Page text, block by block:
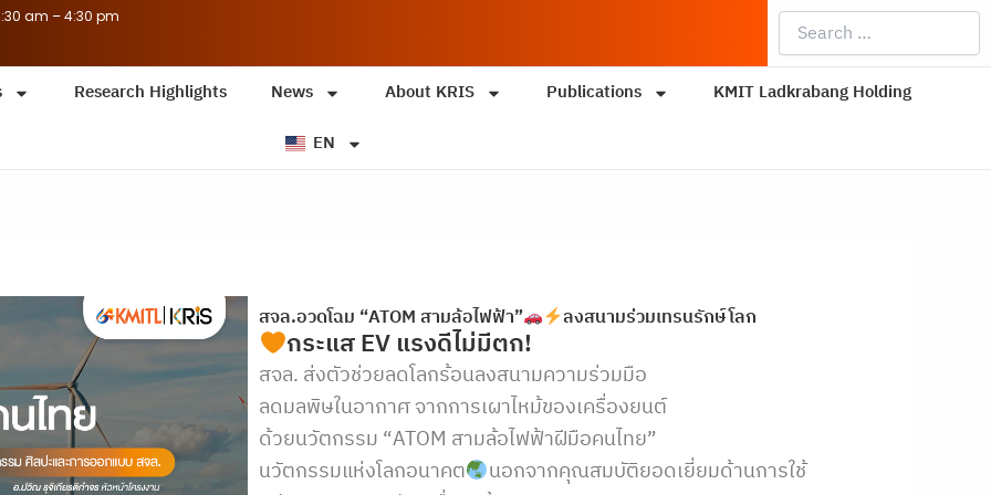
am – 4:30 pm
Search
Research Highlights News About KRIS Publications
KMIT Ladkrabang Holding
EN
สจล.อวดโฉม “ATOM สามล้อไฟฟ้า” ลงสนามร่วมเทรนรักษ์โลก
กระแส EV แรงดีไม่มีตก!
สจล. ส่งตัวช่วยลดโลกร้อนลงสนามความร่วมมือ
ลดมลพิษในอากาศ จากการเผาไหม้ของเครื่องยนต์
ด้วยนวัตกรรม “ATOM สามล้อไฟฟ้าฝีมือคนไทย”
นวัตกรรมแห่งโลกอนาคต
นอกจากคุณสมบัติยอดเยี่ยมด้านการใช้